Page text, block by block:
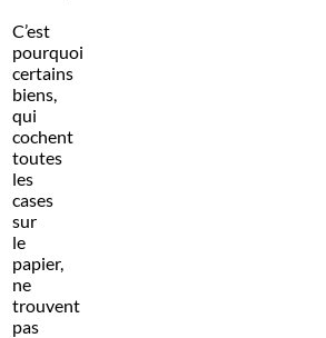
C’est
pourquoi
certains
biens,
qui
cochent
toutes
les
cases
sur
le
papier,
ne
trouvent
pas